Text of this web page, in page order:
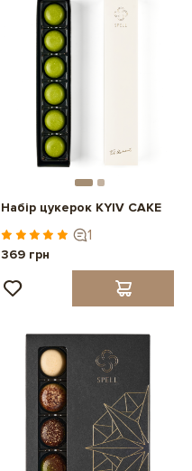
Набір цукерок KYIV CAKE
1
369 грн